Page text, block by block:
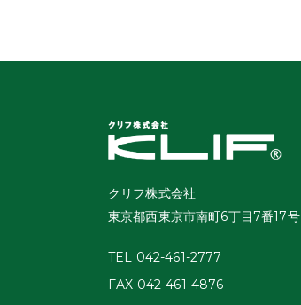
クリフ株式会社
東京都西東京市南町6丁目7番17号
TEL 042-461-2777
FAX 042-461-4876